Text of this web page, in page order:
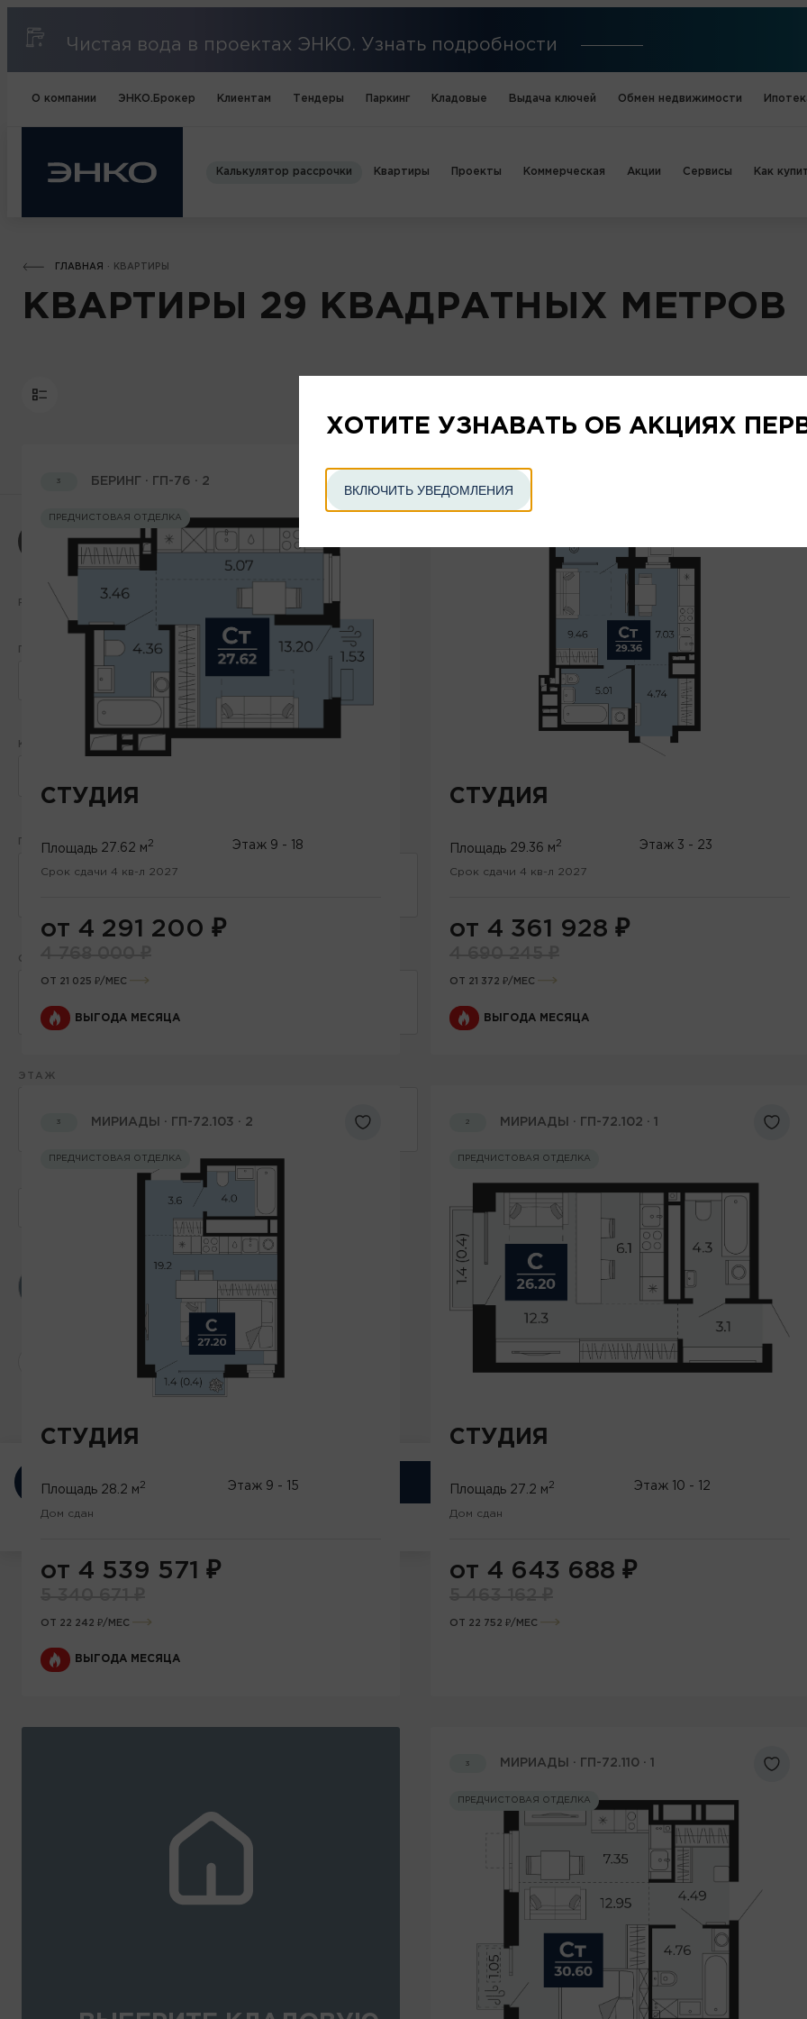
Чистая вода в проектах ЭНКО. Узнать подробности
О компании ЭНКО.Брокер Клиентам Тендеры Паркинг Кладовые Выдача ключей Обмен недвижимости
Калькулятор рассрочки Квартиры Проекты Коммерческая Акции Сервисы Как
ГЛАВНАЯ КВАРТИРЫ
КВАРТИРЫ 29 КВАДРАТНЫХ МЕТРОВ
СБРОСИТЬ
По типам Без типов
РАСПОЛОЖЕНИЕ
КОМНАТНОСТЬ
ПЛОЩАДЬ, М
СТОИМОСТЬ, МЛН ₽
ЭТАЖ
Мастер-Спальня Теплая лоджия
ПОКАЗАТЬ11 КВАРТИР
3 БЕРИНГ · ГП-76 · 2
ПРЕДЧИСТОВАЯ ОТДЕЛКА
СТУДИЯ
Площадь 27.62 м2 Этаж 9 - 18
Срок сдачи 4 кв-л 2027
от 4 291 200 ₽
ОТ 21 025 ₽/МЕС
ВЫГОДА МЕСЯЦА
БЕРИНГ · ГП-75 · 1
СТУДИЯ
Площадь 29.36 м2 Этаж 3 - 23
Срок сдачи 4 кв-л 2027
от 4 361 928 ₽
ОТ 21 372 ₽/МЕС
ВЫГОДА МЕСЯЦА
3 МИРИАДЫ · ГП-72.103 · 2
ПРЕДЧИСТОВАЯ ОТДЕЛКА
СТУДИЯ
Площадь 28.2 м2 Этаж 9 - 15
Дом сдан
от 4 539 571 ₽
ОТ 22 242 ₽/МЕС
ВЫГОДА МЕСЯЦА
2 МИРИАДЫ · ГП-72.102 · 1
ПРЕДЧИСТОВАЯ ОТДЕЛКА
СТУДИЯ
Площадь 27.2 м2 Этаж 10 - 12
Дом сдан
от 4 643 688 ₽
ОТ 22 752 ₽/МЕС
3 МИРИАДЫ · ГП-72.110 · 1
ПРЕДЧИСТОВАЯ ОТДЕЛКА
ХОТИТЕ УЗНАВАТЬ ОБ АКЦИЯХ
ВКЛЮЧИТЬ УВЕДОМЛЕНИЯ